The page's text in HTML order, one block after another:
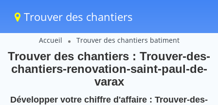
Trouver des chantiers
Accueil Trouver des chantiers batiment
Trouver des chantiers : Trouver-des-
chantiers-renovation-saint-paul-de-
varax
Développer votre chiffre d'affaire : Trouver-des-